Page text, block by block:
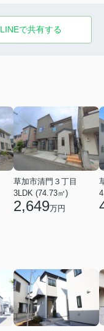
LINEで共有する
草加市清門３丁目
3LDK (74.73㎡)
2,649万円